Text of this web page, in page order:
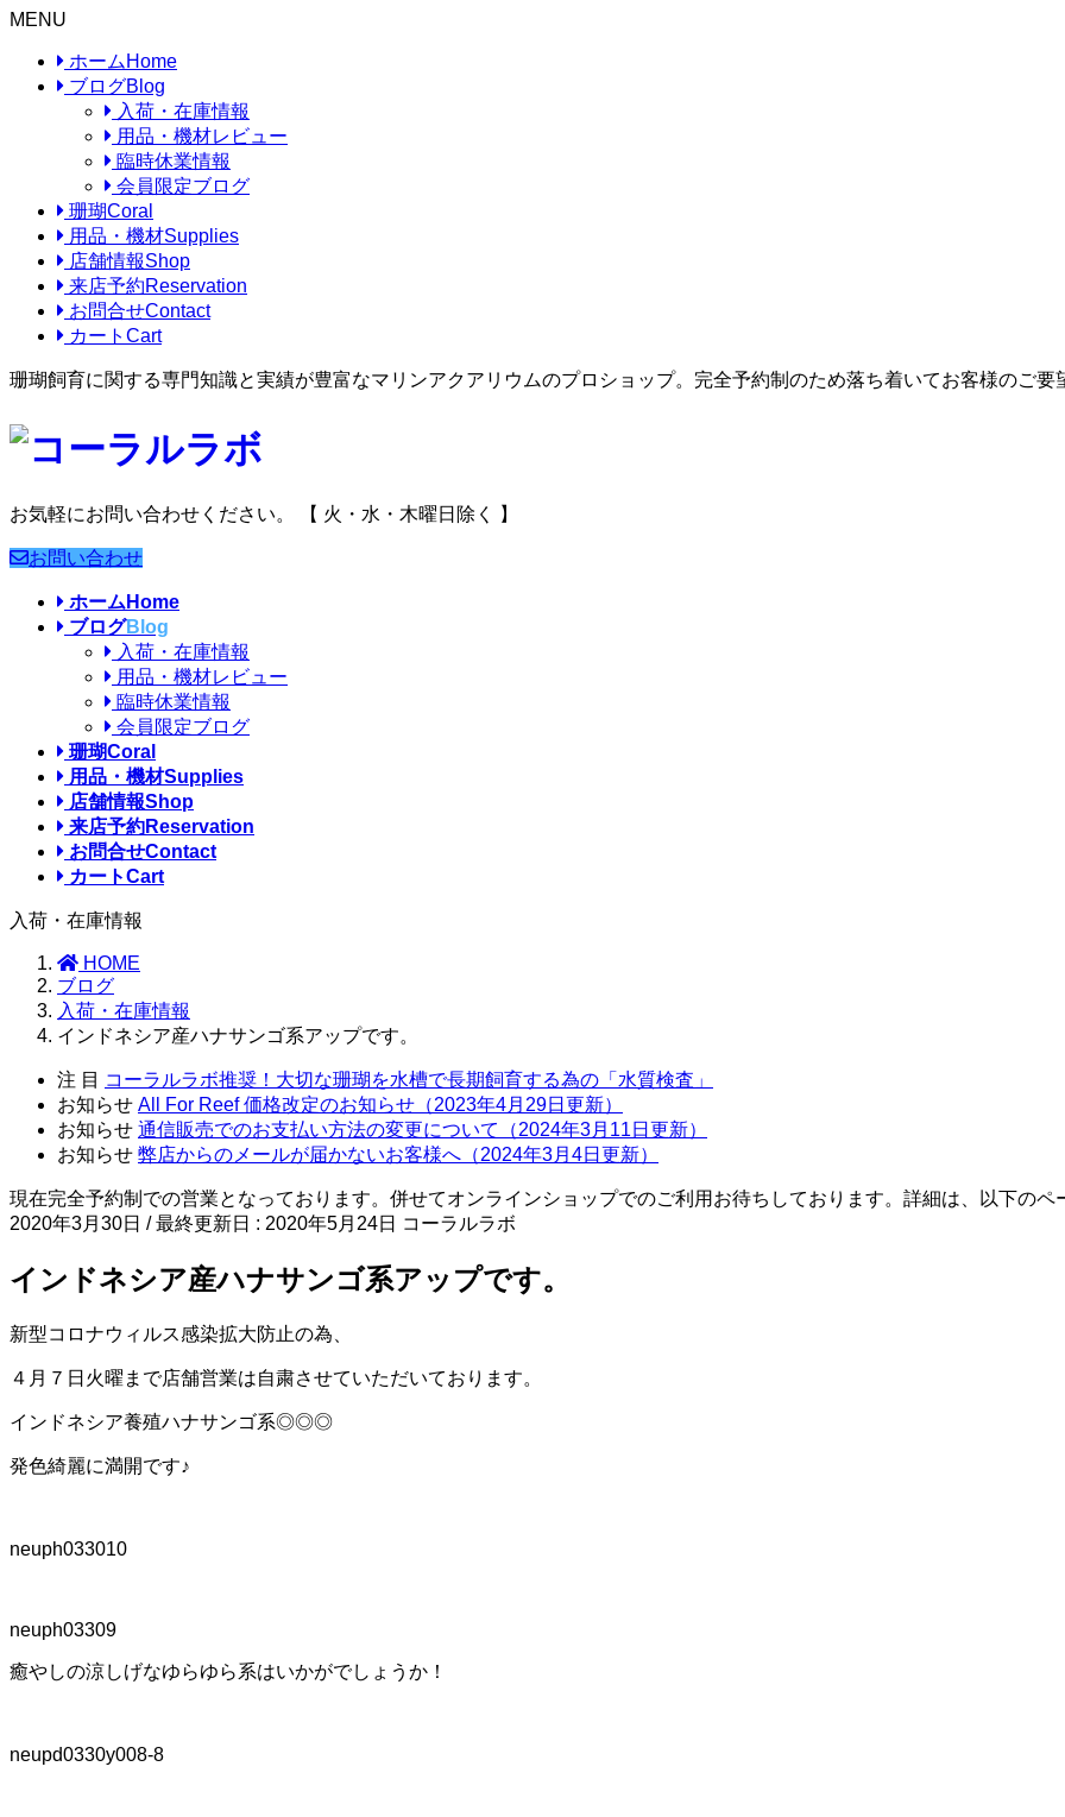
MENU
ホーム Home
ブログBlog
入荷・在庫情報
用品・機材レビュー
臨時休業情報
会員限定ブログ
珊瑚Coral
用品・機材Supplies
店舗情報Shop
来店予約Reservation
お問合せContact
カート Cart
珊瑚飼育に関する専門知識と実績が豊富なマリンアクアリウムのプロショップ。完全予約制のため落ち着いてお客様のご要
お気軽にお問い合わせください。 【 火・水・木曜日除く 】
お問い合わせ
ホーム Home
ブログBlog
入荷・在庫情報
用品・機材レビュー
臨時休業情報
会員限定ブログ
珊瑚Coral
用品・機材Supplies
店舗情報Shop
来店予約Reservation
お問合せContact
カートCart
入荷・在庫情報
HOME
ブログ
入荷・在庫情報
インドネシア産ハナサンゴ系アップです。
注 目 コーラルラボ推奨！大切な珊瑚を水槽で長期飼育する為の「水質検査」
お知らせ All For Reef 価格改定のお知らせ（2023年4月29日更新）
お知らせ 通信販売でのお支払い方法の変更について（2024年3月11日更新）
お知らせ 弊店からのメールが届かないお客様へ（2024年3月4日更新）
現在完全予約制での営業となっております。併せてオンラインショップでのご利用お待ちしております。詳細は、以下のペ
2020年3月30日 / 最終更新日 : 2020年5月24日 コーラルラボ
インドネシア産ハナサンゴ系アップです。
新型コロナウィルス感染拡大防止の為、
４月７日火曜まで店舗営業は自粛させていただいております。
インドネシア養殖ハナサンゴ系◎◎◎
発色綺麗に満開です♪
neuph033010
neuph03309
癒やしの涼しげなゆらゆら系はいかがでしょうか！
neupd0330y008-8